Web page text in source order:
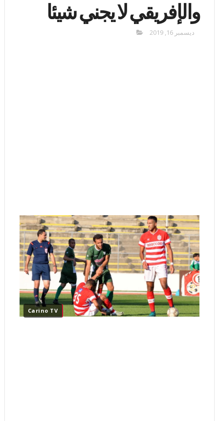
والإفريقي لا يجني شيئا
ديسمبر 16, 2019
Carino TV